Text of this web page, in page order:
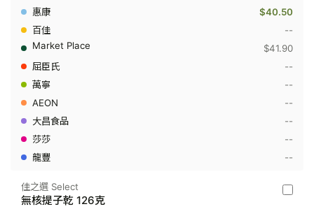
美
國
加
葡
500
$40.50
--
$41.90
--
--
--
--
--
--
佳
佳之選 Select
無核提子乾 126克